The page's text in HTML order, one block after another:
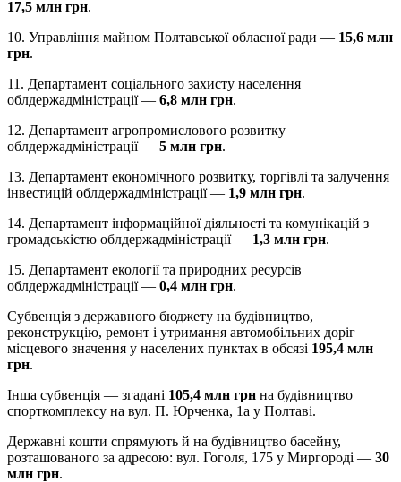
17,5 млн грн.
10. Управління майном Полтавської обласної ради — 15,6 млн
грн.
11. Департамент соціального захисту населення
облдержадміністрації — 6,8 млн грн.
12. Департамент агропромислового розвитку
облдержадміністрації — 5 млн грн.
13. Департамент економічного розвитку, торгівлі та залучення
інвестицій облдержадміністрації — 1,9 млн грн.
14. Департамент інформаційної діяльності та комунікацій з
громадськістю облдержадміністрації — 1,3 млн грн.
15. Департамент екології та природних ресурсів
облдержадміністрації — 0,4 млн грн.
Субвенція з державного бюджету на будівництво,
реконструкцію, ремонт і утримання автомобільних доріг
місцевого значення у населених пунктах в обсязі 195,4 млн
грн.
Інша субвенція — згадані 105,4 млн грн на будівництво
спорткомплексу на вул. П. Юрченка, 1а у Полтаві.
Державні кошти спрямують й на будівництво басейну,
розташованого за адресою: вул. Гоголя, 175 у Миргороді — 30
млн грн.